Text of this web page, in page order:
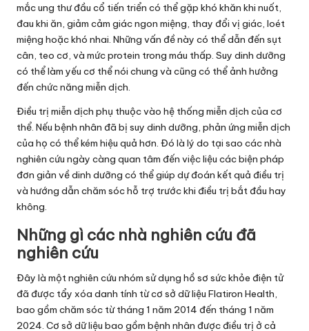
mắc ung thư đầu cổ tiến triển có thể gặp khó khăn khi nuốt,
đau khi ăn, giảm cảm giác ngon miệng, thay đổi vị giác, loét
miệng hoặc khó nhai. Những vấn đề này có thể dẫn đến sụt
cân, teo cơ, và mức protein trong máu thấp. Suy dinh dưỡng
có thể làm yếu cơ thể nói chung và cũng có thể ảnh hưởng
đến chức năng miễn dịch.
Điều trị miễn dịch phụ thuộc vào hệ thống miễn dịch của cơ
thể. Nếu bệnh nhân đã bị suy dinh dưỡng, phản ứng miễn dịch
của họ có thể kém hiệu quả hơn. Đó là lý do tại sao các nhà
nghiên cứu ngày càng quan tâm đến việc liệu các biện pháp
đơn giản về dinh dưỡng có thể giúp dự đoán kết quả điều trị
và hướng dẫn chăm sóc hỗ trợ trước khi điều trị bắt đầu hay
không.
Những gì các nhà nghiên cứu đã
nghiên cứu
Đây là một nghiên cứu nhóm sử dụng hồ sơ sức khỏe điện tử
đã được tẩy xóa danh tính từ cơ sở dữ liệu Flatiron Health,
bao gồm chăm sóc từ tháng 1 năm 2014 đến tháng 1 năm
2024. Cơ sở dữ liệu bao gồm bệnh nhân được điều trị ở cả